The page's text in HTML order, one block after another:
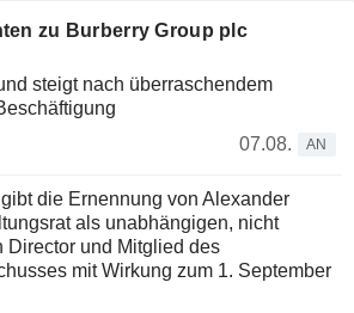
zu Burberry Group plc
steigt nach überraschendem
07.08.
AN
die Ernennung von Alexander
als unabhängigen, nicht
Director und Mitglied des
mit Wirkung zum 1. September